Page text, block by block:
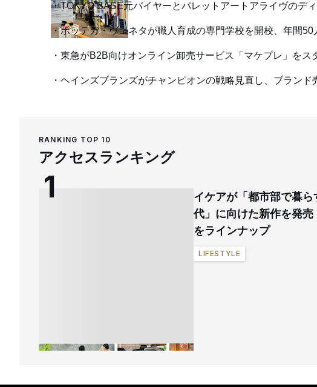
TOKYO BASE元バイヤーとパレットアートアライヴのデ
ボッテガ・ヴェネタが職人育成の専門学校を開校、年間50
東急がB2B向けオンライン卸売サービス「マケプレ」を
ヘインズブランズがチャンピオンの戦略見直し、ブランド
RANKING TOP 10
アクセスランキング
イケアが「都市部で暮ら
代」に向けた新作を発
をラインナップ
LIFESTYLE